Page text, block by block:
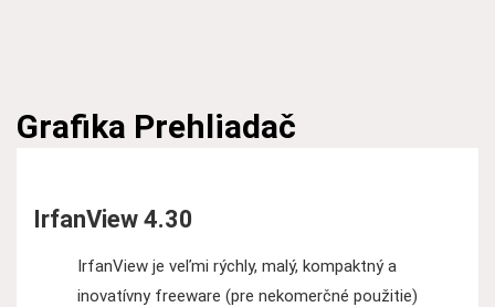
Grafika Prehliadač
IrfanView 4.30
IrfanView je veľmi rýchly, malý, kompaktný a
inovatívny freeware (pre nekomerčné použitie)